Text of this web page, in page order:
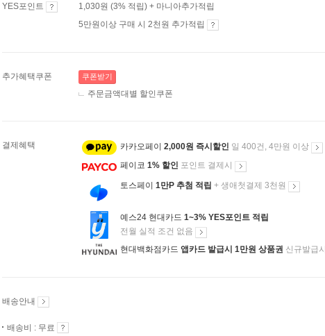
YES포인트
1,030원 (3% 적립) + 마니아추가적립
5만원이상 구매 시 2천원 추가적립
추가혜택쿠폰 쿠폰받기
주문금액대별 할인쿠폰
결제혜택 카카오페이 2,000원 즉시할인 일 400건, 4만원 이상
페이코 1% 할인 포인트 결제시
토스페이 1만P 추첨 적립 + 생애첫결제 3천원
예스24 현대카드 1~3% YES포인트 적립
전월 실적 조건 없음
현대백화점카드 앱카드 발급시 1만원 상품권 신규발급시
배송안내
배송비 : 무료